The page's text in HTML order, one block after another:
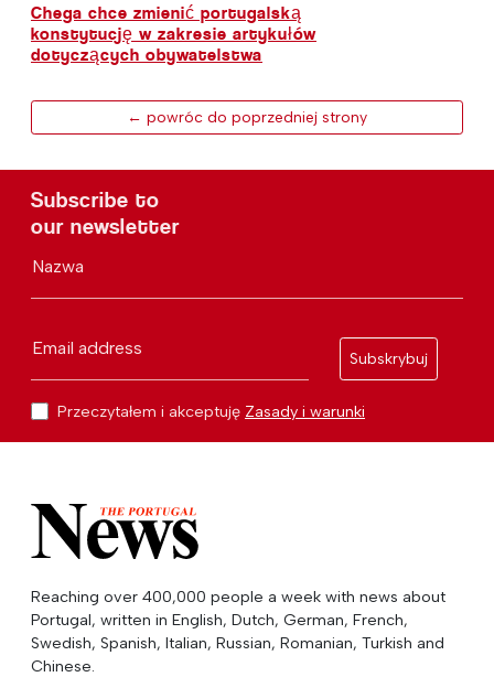
Chega chce zmienić portugalską
konstytucję w zakresie artykułów
dotyczących obywatelstwa
← powróc do poprzedniej strony
Subscribe to
our newsletter
Nazwa
Email address
Subskrybuj
Przeczytałem i akceptuję Zasady i warunki
Reaching over 400,000 people a week with news about
Portugal, written in English, Dutch, German, French,
Swedish, Spanish, Italian, Russian, Romanian, Turkish and
Chinese.